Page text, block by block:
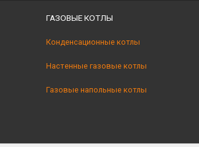
ГАЗОВЫЕ КОТЛЫ
Конденсационные котлы
Настенные газовые котлы
Газовые напольные котлы